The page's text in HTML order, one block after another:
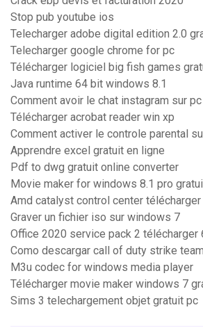
Stop pub youtube ios
Telecharger adobe digital edition 2.0
Telecharger google chrome for pc
Télécharger logiciel big fish games
Java runtime 64 bit windows 8.1
Comment avoir le chat instagram sur pc
Télécharger acrobat reader win xp
Comment activer le controle parental
Apprendre excel gratuit en ligne
Pdf to dwg gratuit online converter
Movie maker for windows 8.1 pro
Amd catalyst control center
Graver un fichier iso sur windows 7
Office 2020 service pack 2 télécharger
Como descargar call of duty strike
M3u codec for windows media player
Télécharger movie maker windows 7
Sims 3 telechargement objet gratuit pc